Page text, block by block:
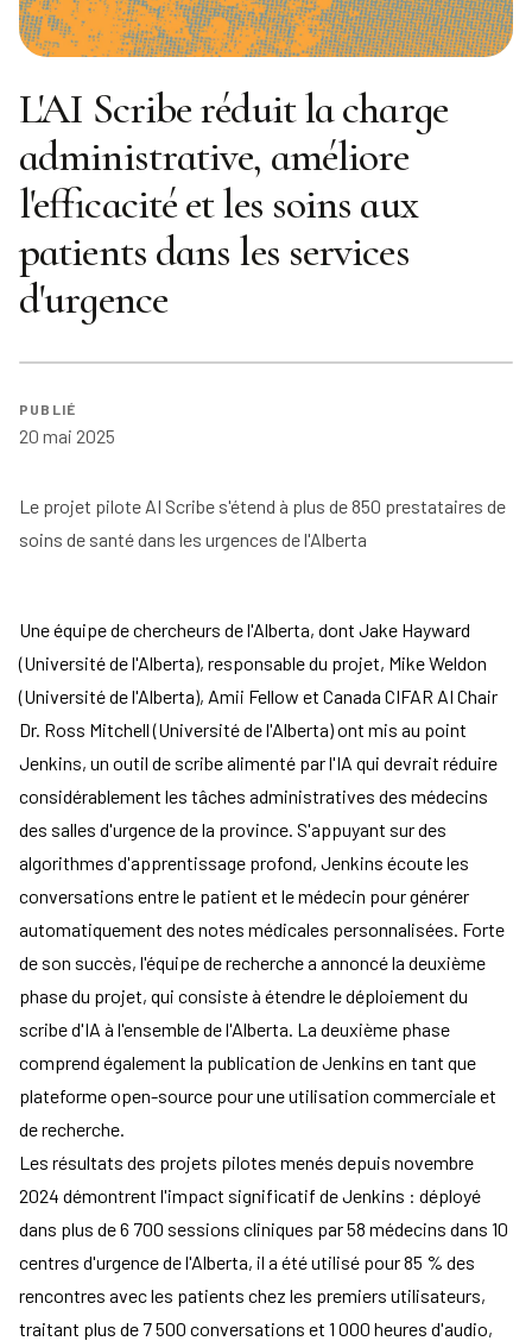
L'AI Scribe réduit la charge
administrative, améliore
l'efficacité et les soins aux
patients dans les services
d'urgence
PUBLIÉ
20 mai 2025
Le projet pilote AI Scribe s'étend à plus de 850 prestataires de
soins de santé dans les urgences de l'Alberta
Une équipe de chercheurs de l'Alberta, dont Jake Hayward
(Université de l'Alberta), responsable du projet, Mike Weldon
(Université de l'Alberta), Amii Fellow et Canada CIFAR AI Chair
Dr. Ross Mitchell(Université de l'Alberta) ont mis au point
Jenkins, un outil de scribe alimenté par l'IA qui devrait réduire
considérablement les tâches administratives des médecins
des salles d'urgence de la province. S'appuyant sur des
algorithmes d'apprentissage profond, Jenkins écoute les
conversations entre le patient et le médecin pour générer
automatiquement des notes médicales personnalisées. Forte
de son succès, l'équipe de recherche a annoncé la deuxième
phase du projet, qui consiste à étendre le déploiement du
scribe d'IA à l'ensemble de l'Alberta. La deuxième phase
comprend également la publication de Jenkins en tant que
plateforme open-source pour une utilisation commerciale et
de recherche.
Les résultats des projets pilotes menés depuis novembre
2024 démontrent l'impact significatif de Jenkins : déployé
dans plus de 6 700 sessions cliniques par 58 médecins dans 10
centres d'urgence de l'Alberta, il a été utilisé pour 85 % des
rencontres avec les patients chez les premiers utilisateurs,
traitant plus de 7 500 conversations et 1 000 heures d'audio,